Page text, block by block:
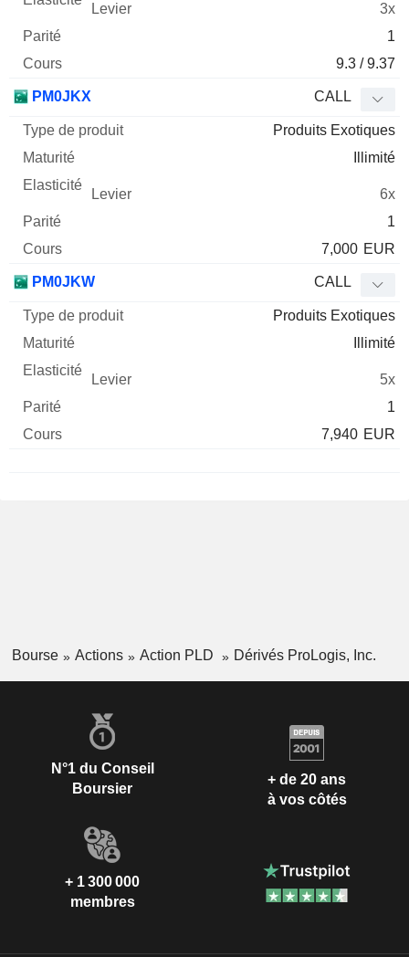
3x
1
9.3 / 9.37
PM0JKX CALL
Produits Exotiques
Illimité
6x
1
7,000 EUR
PM0JKW CALL
Produits Exotiques
Illimité
5x
1
7,940 EUR
Bourse Actions Action PLD Dérivés ProLogis, Inc.
N°1 du Conseil
Boursier
+ de 20 ans
à vos côtés
+ 1 300 000
membres